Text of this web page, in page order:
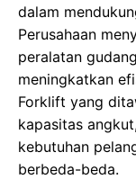
dalam
Perusahaan
peralatan
meningkatkan
Forklift yang
kapasitas
kebutuhan
berbeda-beda.